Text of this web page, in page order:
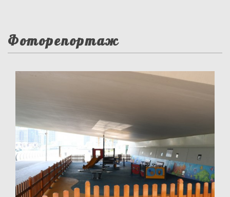
Фоторепортаж